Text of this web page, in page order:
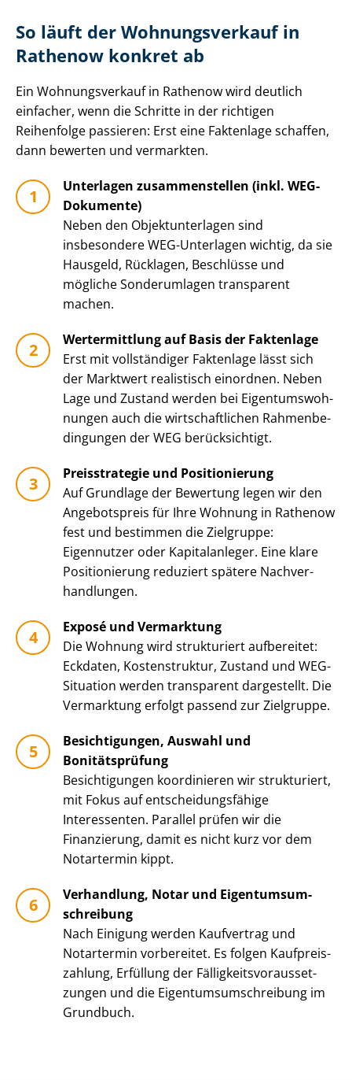
So läuft der Wohnungsverkauf in
Rathenow konkret ab
Ein Wohnungsverkauf in Rathenow wird deutlich
einfacher, wenn die Schritte in der richtigen
Reihenfolge passieren: Erst eine Faktenlage schaffen,
dann bewerten und vermarkten.
Unterlagen zusammenstellen (inkl. WEG-
Dokumente)
Neben den Ob­jekt­un­ter­la­gen sind
insbesondere WEG-Unterlagen wichtig, da sie
Hausgeld, Rücklagen, Beschlüsse und
mögliche Sonderumlagen transparent
machen.
Wertermittlung auf Basis der Faktenlage
Erst mit vollständiger Faktenlage lässt sich
der Marktwert realistisch einordnen. Neben
Lage und Zustand werden bei Ei­gen­tums­woh­
nun­gen auch die wirt­schaft­li­chen Rah­men­be­
din­gun­gen der WEG berücksichtigt.
Preisstrategie und Positionierung
Auf Grundlage der Bewertung legen wir den
Angebotspreis für Ihre Wohnung in Rathenow
fest und bestimmen die Zielgruppe:
Eigennutzer oder Kapitalanleger. Eine klare
Positionierung reduziert spätere Nach­ver­
hand­lun­gen.
Exposé und Vermarktung
Die Wohnung wird strukturiert aufbereitet:
Eckdaten, Kostenstruktur, Zustand und WEG-
Situation werden transparent dargestellt. Die
Vermarktung erfolgt passend zur Zielgruppe.
Besichtigungen, Auswahl und
Bonitätsprüfung
Besichtigungen koordinieren wir strukturiert,
mit Fokus auf ent­schei­dungs­fä­hi­ge
Interessenten. Parallel prüfen wir die
Finanzierung, damit es nicht kurz vor dem
Notartermin kippt.
Verhandlung, Notar und Ei­gen­tums­um­
schrei­bung
Nach Einigung werden Kaufvertrag und
Notartermin vorbereitet. Es folgen Kauf­preis­
zah­lung, Erfüllung der Fäl­lig­keits­vor­aus­set­
zun­gen und die Ei­gen­tums­um­schrei­bung im
Grundbuch.